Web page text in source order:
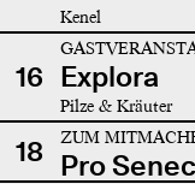
Kenel
16 Explora
Pilze & Kräuter
18 ZUM
Pro